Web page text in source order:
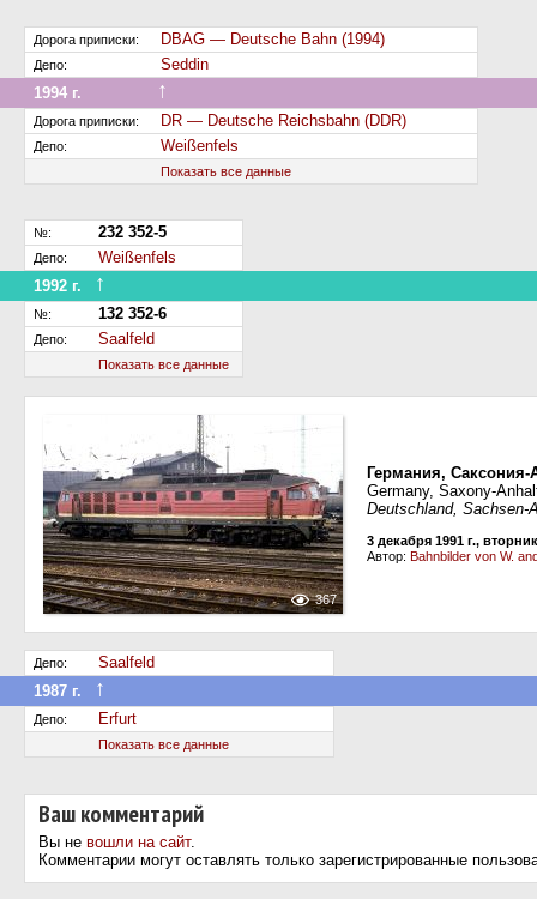
Дорога приписки: DBAG — Deutsche Bahn (1994)
Депо:
Seddin
1994 г.
↑
Дорога приписки: DR — Deutsche Reichsbahn (DDR)
Депо: Weißenfels
Показать все данные
№: 232 352-5
Депо:
Weißenfels
1992 г.
↑
№: 132 352-6
Депо: Saalfeld
Показать все данные
367
Германия, Саксония-
Germany, Saxony-
Deutschland, Sachsen-
3 декабря 1991 г., вторник
Автор: Bahnbilder von W.
Депо:
Saalfeld
1987 г.
↑
Депо: Erfurt
Показать все данные
Ваш комментарий
Вы не вошли на сайт.
Комментарии могут оставлять только зарегистрированные